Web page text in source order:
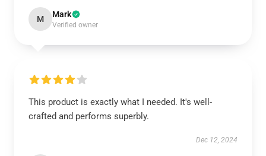
M Mark
Verified owner
This product is exactly what I needed. It's well-
crafted and performs superbly.
Dec 12, 2024